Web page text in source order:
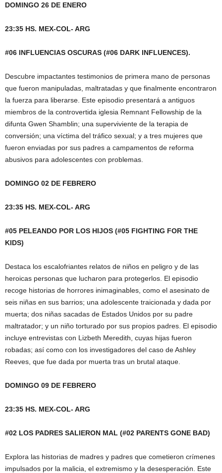
DOMINGO 26 DE ENERO
23:35 HS. MEX-COL- ARG
#06 INFLUENCIAS OSCURAS (#06 DARK INFLUENCES).
Descubre impactantes testimonios de primera mano de personas
que fueron manipuladas, maltratadas y que finalmente encontraron
la fuerza para liberarse. Este episodio presentará a antiguos
miembros de la controvertida iglesia Remnant Fellowship de la
difunta Gwen Shamblin; una superviviente de la terapia de
conversión; una víctima del tráfico sexual; y a tres mujeres que
fueron enviadas por sus padres a campamentos de reforma
abusivos para adolescentes con problemas.
DOMINGO 02 DE FEBRERO
23:35 HS. MEX-COL- ARG
#05 PELEANDO POR LOS HIJOS (#05 FIGHTING FOR THE
KIDS)
Destaca los escalofriantes relatos de niños en peligro y de las
heroicas personas que lucharon para protegerlos. El episodio
recoge historias de horrores inimaginables, como el asesinato de
seis niñas en sus barrios; una adolescente traicionada y dada por
muerta; dos niñas sacadas de Estados Unidos por su padre
maltratador; y un niño torturado por sus propios padres. El episodio
incluye entrevistas con Lizbeth Meredith, cuyas hijas fueron
robadas; así como con los investigadores del caso de Ashley
Reeves, que fue dada por muerta tras un brutal ataque.
DOMINGO 09 DE FEBRERO
23:35 HS. MEX-COL- ARG
#02 LOS PADRES SALIERON MAL (#02 PARENTS GONE BAD)
Explora las historias de madres y padres que cometieron crímenes
impulsados por la malicia, el extremismo y la desesperación. Este